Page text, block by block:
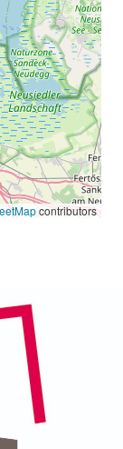
contributors